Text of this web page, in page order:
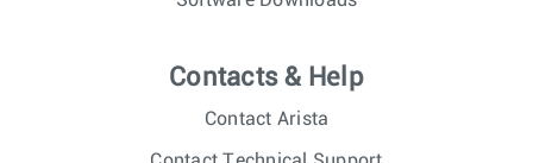
Contacts & Help
Contact Arista